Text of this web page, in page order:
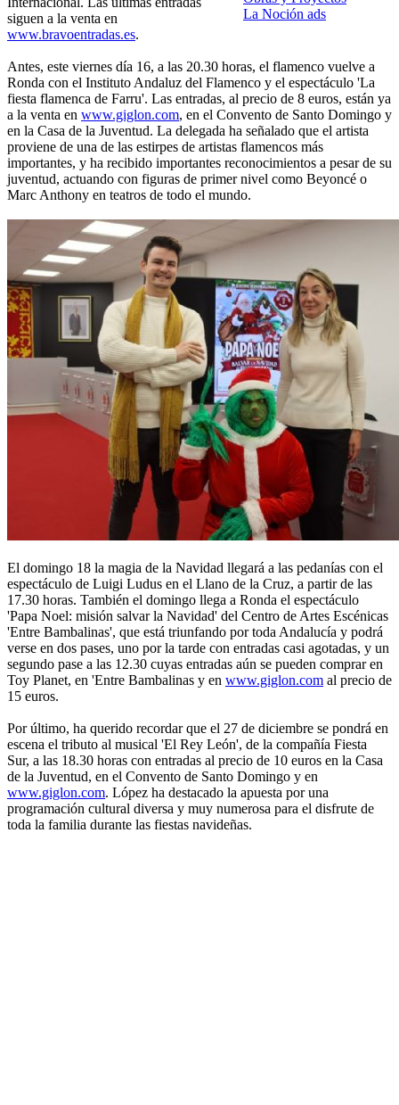
La Noción ads
siguen a la venta en
www.bravoentradas.es.
Antes, este viernes día 16, a las 20.30 horas, el flamenco vuelve a
Ronda con el Instituto Andaluz del Flamenco y el espectáculo 'La
fiesta flamenca de Farru'. Las entradas, al precio de 8 euros, están ya
a la venta en www.giglon.com, en el Convento de Santo Domingo y
en la Casa de la Juventud. La delegada ha señalado que el artista
proviene de una de las estirpes de artistas flamencos más
importantes, y ha recibido importantes reconocimientos a pesar de su
juventud, actuando con figuras de primer nivel como Beyoncé o
Marc Anthony en teatros de todo el mundo.
El domingo 18 la magia de la Navidad llegará a las pedanías con el
espectáculo de Luigi Ludus en el Llano de la Cruz, a partir de las
17.30 horas. También el domingo llega a Ronda el espectáculo
'Papa Noel: misión salvar la Navidad' del Centro de Artes Escénicas
'Entre Bambalinas', que está triunfando por toda Andalucía y podrá
verse en dos pases, uno por la tarde con entradas casi agotadas, y un
segundo pase a las 12.30 cuyas entradas aún se pueden comprar en
Toy Planet, en 'Entre Bambalinas y en www.giglon.com al precio de
15 euros.
Por último, ha querido recordar que el 27 de diciembre se pondrá en
escena el tributo al musical 'El Rey León', de la compañía Fiesta
Sur, a las 18.30 horas con entradas al precio de 10 euros en la Casa
de la Juventud, en el Convento de Santo Domingo y en
www.giglon.com. López ha destacado la apuesta por una
programación cultural diversa y muy numerosa para el disfrute de
toda la familia durante las fiestas navideñas.